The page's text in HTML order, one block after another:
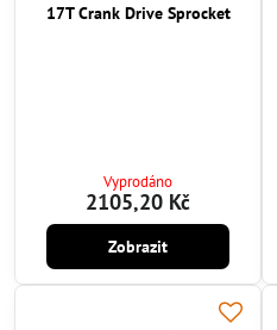
17T Crank Drive Sprocket
Vyprodáno
2105,20 Kč
Zobrazit